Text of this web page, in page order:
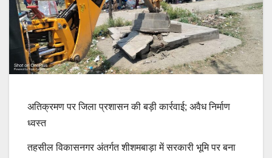
अतिक्रमण पर जिला प्रशासन की बड़ी कार्रवाई; अवैध निर्माण
ध्वस्त
तहसील विकासनगर अंतर्गत शीशमबाड़ा में सरकारी भूमि पर बना